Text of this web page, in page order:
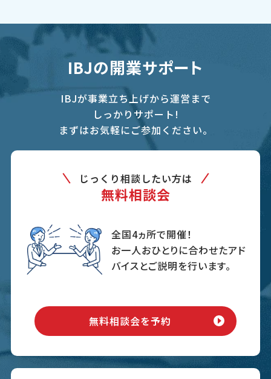
IBJの開業サポート
IBJが事業立ち上げから運営まで
しっかりサポート!
まずはお気軽にご参加ください。
じっくり相談したい方は
無料相談会
全国4ヵ所で開催！
お一人おひとりに合わせたアド
バイスとご説明を行います。
無料相談会を予約